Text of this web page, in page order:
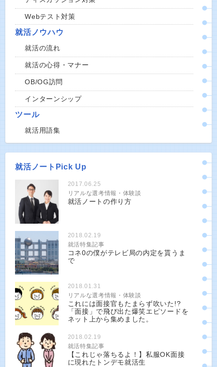
Webテスト対策
就活ノウハウ
就活の流れ
就活の心得・マナー
OB/OG訪問
インターンシップ
ツール
就活用語集
就活ノートPick Up
2017.06.25
リアルな選考情報・体験談
就活ノートの作り方
2018.02.19
就活特集記事
コネ0の僕がテレビ局の内定を貰うま
で
2018.01.31
リアルな選考情報・体験談
これには面接官もたまらず吹いた!?
「面接」で飛び出た爆笑エピソードを
ネット上から集めました。
2018.02.19
就活特集記事
【これじゃ落ちるよ！】私服OK面接
に現れたトンデモ就活生